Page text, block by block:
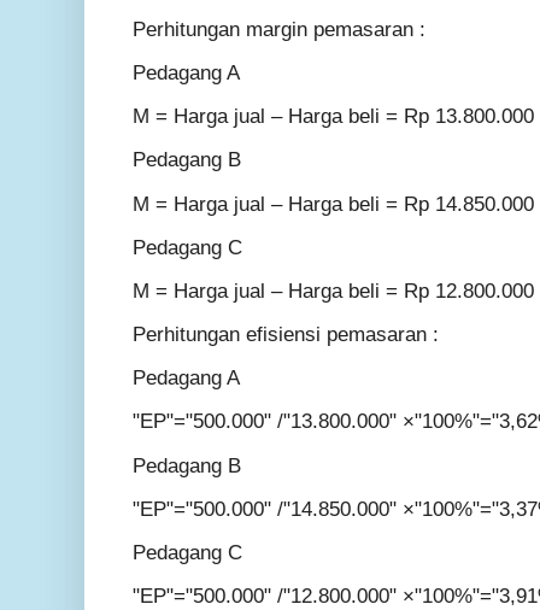
Perhitungan margin pemasaran :
Pedagang A
M = Harga jual – Harga beli = Rp
Pedagang B
M = Harga jual – Harga beli = Rp
Pedagang C
M = Harga jual – Harga beli = Rp
Perhitungan efisiensi pemasaran :
Pedagang A
"EP"="500.000" /"13.800.000"
Pedagang B
"EP"="500.000" /"14.850.000"
Pedagang C
"EP"="500.000" /"12.800.000"